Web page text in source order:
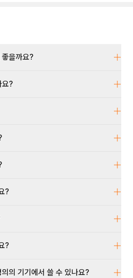
을까요?
요?
?
?
의 기기에서 쓸 수 있나요?